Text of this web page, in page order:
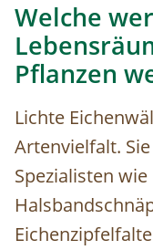
Welche
Pflanzen
Lichte
Artenvielfalt.
Spezialisten